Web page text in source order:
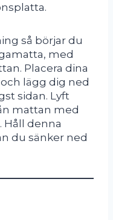
så börjar du
med
Placera dina
lägg dig ned
sidan. Lyft
mattan med
Håll denna
du sänker ned